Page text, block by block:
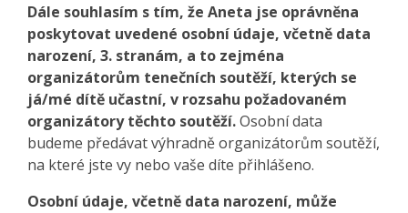
Dále souhlasím s tím, že Aneta jse oprávněna
poskytovat uvedené osobní údaje, včetně data
narození, 3. stranám, a to zejména
organizátorům tenečních soutěží, kterých se
já/mé dítě učastní, v rozsahu požadovaném
organizátory těchto soutěží.Osobní data
budeme předávat výhradně organizátorům soutěží,
na které jste vy nebo vaše díte přihlášeno.
Osobní údaje, včetně data narození, může